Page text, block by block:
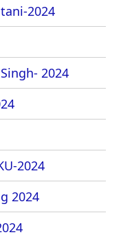
2024
2024
2024
2024